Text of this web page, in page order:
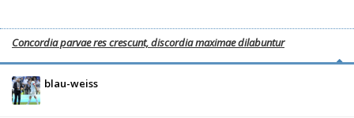
Concordia parvae res crescunt, discordia maximae dilabuntur
blau-weiss